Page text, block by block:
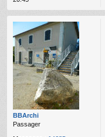
BBArchi
Passager